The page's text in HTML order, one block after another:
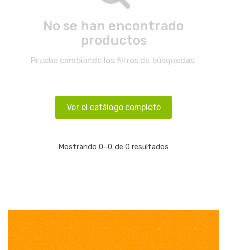
No se han encontrado
productos
Pruebe cambiando los filtros de búsquedas.
Ver el catálogo completo
Mostrando 0–0 de 0 resultados